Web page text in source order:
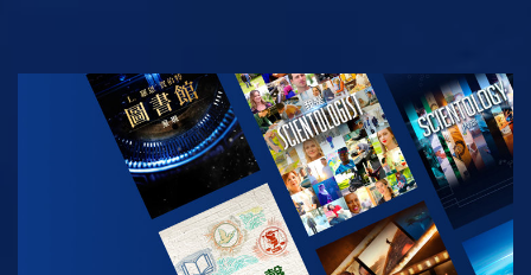
觀看 探索系列節目